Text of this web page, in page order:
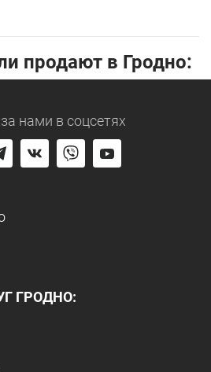
продают в Гродно:
нами в соцсетях
ГРОДНО: